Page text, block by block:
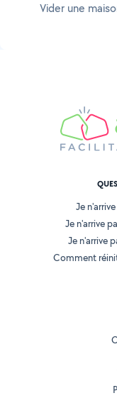
Vider une
Je
Je n'arrive
Je n'arrive
Comment